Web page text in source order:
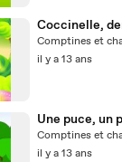
Coccinelle,
Comptines et
il y a 13 ans
Une puce, un
Comptines et
il y a 13 ans